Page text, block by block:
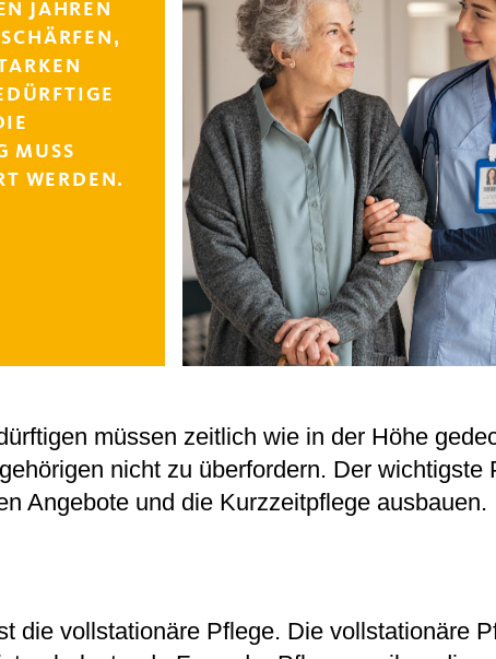
JAHREN
MUSS
WERDEN.
müssen zeitlich wie in der Höhe
nicht zu überfordern. Der wichtigste
Angebote und die Kurzzeitpflege ausbauen.
die vollstationäre Pflege. Die vollstationäre